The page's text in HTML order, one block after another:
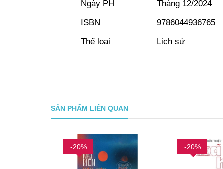
Ngày PH
Tháng 12/2024
ISBN
9786044936765
Thể loại
Lịch sử
SẢN PHẨM LIÊN QUAN
-20% -20%